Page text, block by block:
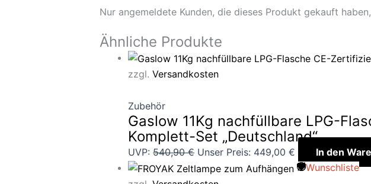
Nur angemeldete Kunden, die dieses Produkt gekauft
Ähnliche Produkte
zzgl. Versandkosten
Zubehör
Gaslow 11Kg nachfüllbare LPG-
Komplett-Set „Deutschland“
UVP: 540,90€ Unser Preis: 449,00 €
In den
Wunschliste